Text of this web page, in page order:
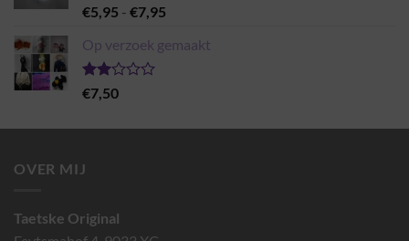
Gewaardeerd
5.00
€5,95 - €7,95
tot
Op verzoek gemaakt
Gewaardeerd
2.00
€7,50
OVER MIJ
Taetske Original